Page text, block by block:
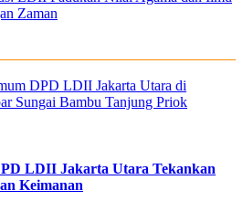
Zaman
LDII Jakarta Utara Tekankan
Keimanan